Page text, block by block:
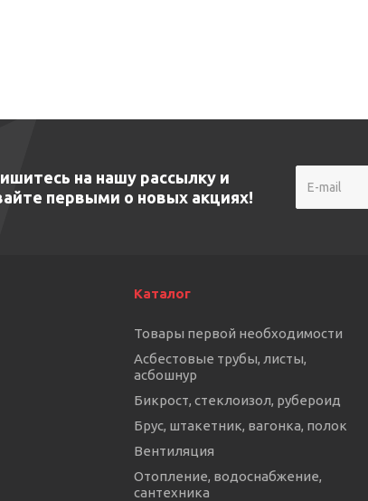
на нашу рассылку и
первыми о новых акциях!
Каталог
Товары первой необходимости
Асбестовые трубы, листы,
асбошнур
Бикрост, стеклоизол, рубероид
Брус, штакетник, вагонка, полок
Вентиляция
Отопление, водоснабжение,
сантехника